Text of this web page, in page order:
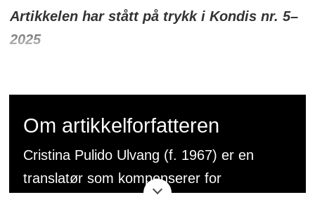
Artikkelen har stått på trykk i Kondis nr. 5–
2025
Om artikkelforfatteren
Cristina Pulido Ulvang (f. 1967) er en
translatør som kompenserer for